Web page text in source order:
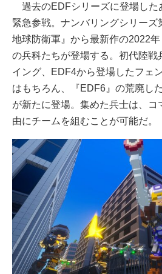
過去のEDFシリーズに登場した
緊急参戦。ナンバリングシリー
地球防衛軍』から最新作の2022
の兵科たちが登場する。初代陸戦
イング、EDF4から登場したフェ
はもちろん、『EDF6』の荒廃し
が新たに登場。集めた兵士は、コ
由にチームを組むことが可能だ。